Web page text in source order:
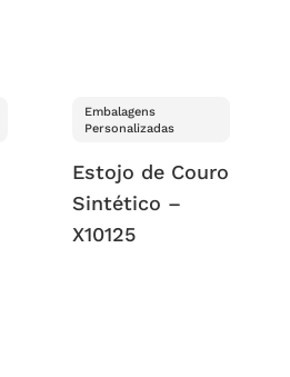
Embalagens
Personalizadas
Estojo de Couro
Sintético –
X10125